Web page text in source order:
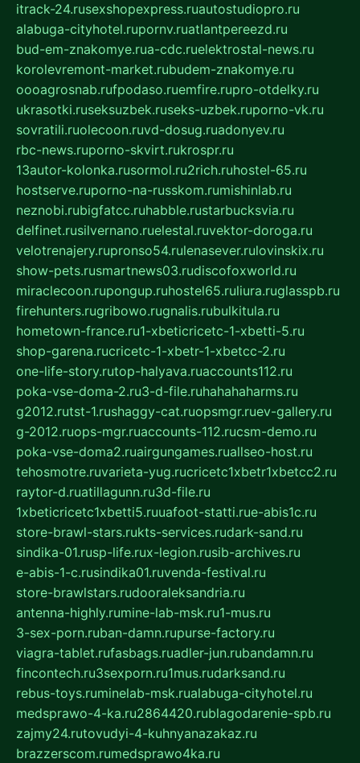
itrack-24.rusexshopexpress.ruautostudiopro.ru
alabuga-cityhotel.rupornv.ruatlantpereezd.ru
bud-em-znakomye.rua-cdc.ruelektrostal-news.ru
korolevremont-market.rubudem-znakomye.ru
oooagrosnab.rufpodaso.ruemfire.rupro-otdelky.ru
ukrasotki.ruseksuzbek.ruseks-uzbek.ruporno-vk.ru
sovratili.ruolecoon.ruvd-dosug.ruadonyev.ru
rbc-news.ruporno-skvirt.rukrospr.ru
13autor-kolonka.rusormol.ru2rich.ruhostel-65.ru
hostserve.ruporno-na-russkom.rumishinlab.ru
neznobi.rubigfatcc.ruhabble.rustarbucksvia.ru
delfinet.rusilvernano.ruelestal.ruvektor-doroga.ru
velotrenajery.rupronso54.rulenasever.rulovinskix.ru
show-pets.rusmartnews03.rudiscofoxworld.ru
miraclecoon.rupongup.ruhostel65.ruliura.ruglasspb.ru
firehunters.rugribowo.rugnalis.rubulkitula.ru
hometown-france.ru1-xbeticricetc-1-xbetti-5.ru
shop-garena.rucricetc-1-xbetr-1-xbetcc-2.ru
one-life-story.rutop-halyava.ruaccounts112.ru
poka-vse-doma-2.ru3-d-file.ruhahahaharms.ru
g2012.rutst-1.rushaggy-cat.ruopsmgr.ruev-gallery.ru
g-2012.ruops-mgr.ruaccounts-112.rucsm-demo.ru
poka-vse-doma2.ruairgungames.ruallseo-host.ru
tehosmotre.ruvarieta-yug.rucricetc1xbetr1xbetcc2.ru
raytor-d.ruatillagunn.ru3d-file.ru
1xbeticricetc1xbetti5.ruuafoot-statti.rue-abis1c.ru
store-brawl-stars.rukts-services.rudark-sand.ru
sindika-01.rusp-life.rux-legion.rusib-archives.ru
e-abis-1-c.rusindika01.ruvenda-festival.ru
store-brawlstars.rudooraleksandria.ru
antenna-highly.rumine-lab-msk.ru1-mus.ru
3-sex-porn.ruban-damn.rupurse-factory.ru
viagra-tablet.rufasbags.ruadler-jun.rubandamn.ru
fincontech.ru3sexporn.ru1mus.rudarksand.ru
rebus-toys.ruminelab-msk.rualabuga-cityhotel.ru
medsprawo-4-ka.ru2864420.rublagodarenie-spb.ru
zajmy24.rutovudyi-4-kuhnyanazakaz.ru
brazzerscom.rumedsprawo4ka.ru